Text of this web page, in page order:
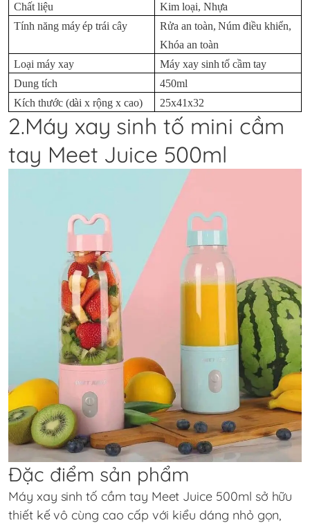
Chất liệu
Kim loại, Nhựa
Tính năng máy ép trái cây
Rửa an toàn, Núm điều khiển,
Khóa an toàn
Loại máy xay
Máy xay sinh tố cầm tay
Dung tích
450ml
Kích thước (dài x rộng x cao)
25x41x32
2.Máy xay sinh tố mini cầm
tay Meet Juice 500ml
Đặc điểm sản phẩm
Máy xay sinh tố cầm tay Meet Juice 500ml sở hữu
thiết kế vô cùng cao cấp với kiểu dáng nhỏ gọn,